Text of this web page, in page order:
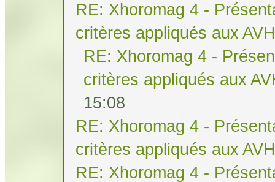
RE: Xhoromag 4 -
critères appliqués aux AVH
RE: Xhoromag 4 -
critères appliqués aux
15:08
RE: Xhoromag 4 -
critères appliqués aux AVH
RE: Xhoromag 4 -